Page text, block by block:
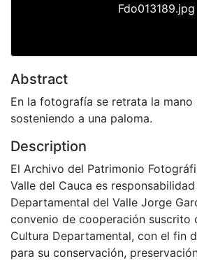
Fdo013189.jpg
Abstract
En la fotografía se retrata la mano
sosteniendo a una paloma.
Description
El Archivo del Patrimonio
Valle del Cauca es
Departamental del Valle Jorge
convenio de cooperación suscrito
Cultura Departamental, con el fin
para su conservación,